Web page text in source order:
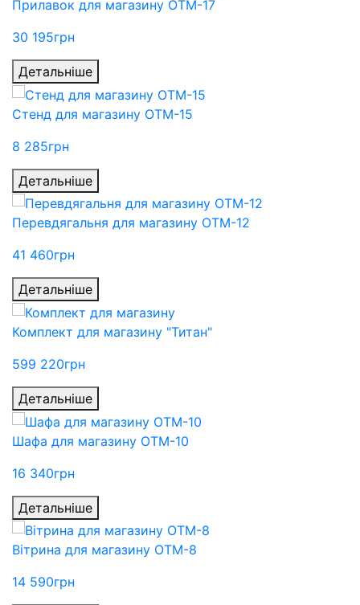
Прилавок для магазину ОТМ-17
30 195грн
Детальніше
Стенд для магазину ОТМ-15
8 285грн
Детальніше
Перевдягальня для магазину ОТМ-12
41 460грн
Детальніше
Комплект для магазину "Титан"
599 220грн
Детальніше
Шафа для магазину ОТМ-10
16 340грн
Детальніше
Вітрина для магазину ОТМ-8
14 590грн